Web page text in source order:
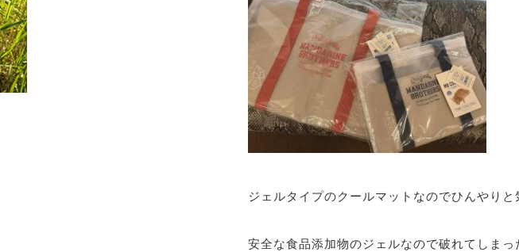
ジェルタイプのクールマットなのでひんやりと
安全な食品添加物のジェルなので破れてしまっ